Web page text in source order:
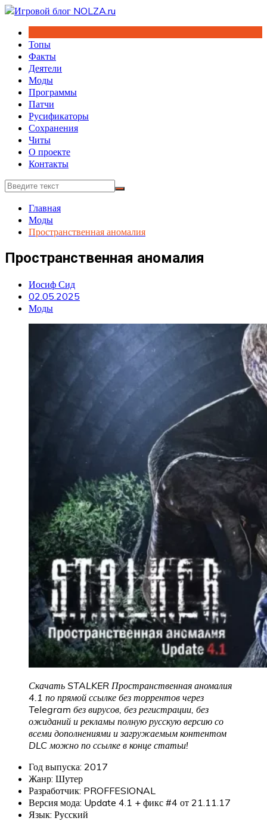
Перейти
содержимому
Топы
Факты
Деятели
Моды
Программы
Патчи
Русификаторы
Сохранения
Читы
О проекте
Контакты
Главная
Моды
Пространственная аномалия
Пространственная аномалия
Иосиф Сид
02.05.2025
Моды
Скачать STALKER Пространственная аномалия
4.1 по прямой ссылке без торрентов через
Telegram без вирусов, без регистрации, без
ожиданий и рекламы полную русскую версию со
всеми дополнениями и загружаемым контентом
DLC можно по ссылке в конце статьи!
Год выпуска: 2017
Жанр: Шутер
Разработчик: PROFFESIONAL
Версия мода: Update 4.1 + фикс #4 от 21.11.17
Язык: Русский